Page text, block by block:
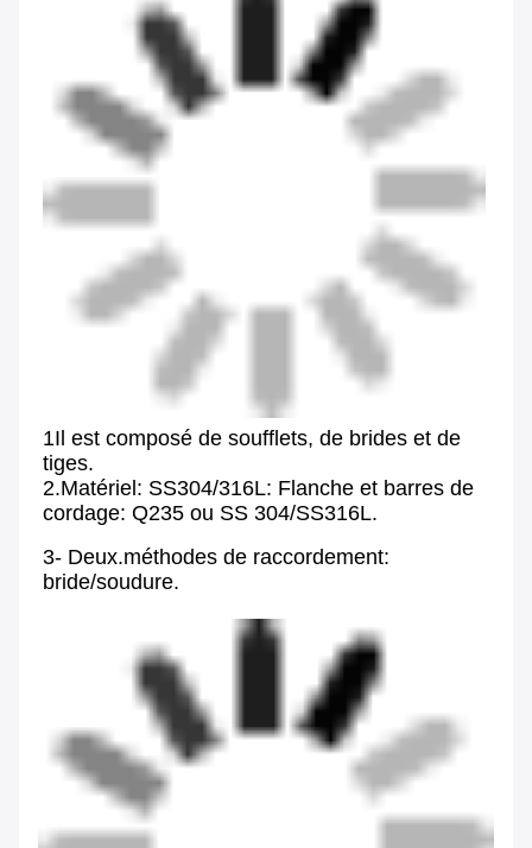
1Il est composé de soufflets, de brides et de
tiges.
2.Matériel: SS304/316L: Flanche et barres de
cordage: Q235 ou SS 304/SS316L.
3- Deux.méthodes de raccordement:
bride/soudure.